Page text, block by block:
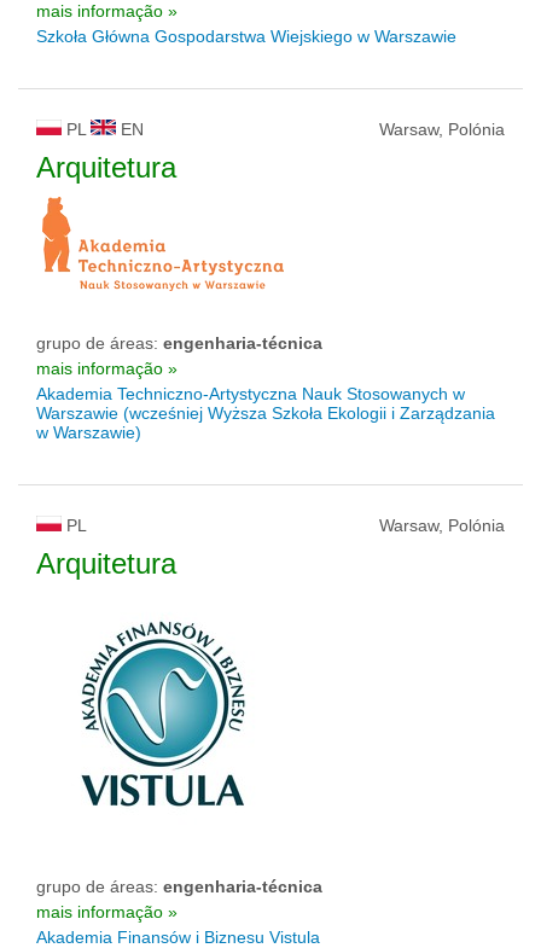
mais informação »
Szkoła Główna Gospodarstwa Wiejskiego w Warszawie
PL EN Warsaw, Polónia
Arquitetura
grupo de áreas: engenharia-técnica
mais informação »
Akademia Techniczno-Artystyczna Nauk Stosowanych w
Warszawie (wcześniej Wyższa Szkoła Ekologii i Zarządzania
w Warszawie)
PL Warsaw, Polónia
Arquitetura
grupo de áreas: engenharia-técnica
mais informação »
Akademia Finansów i Biznesu Vistula